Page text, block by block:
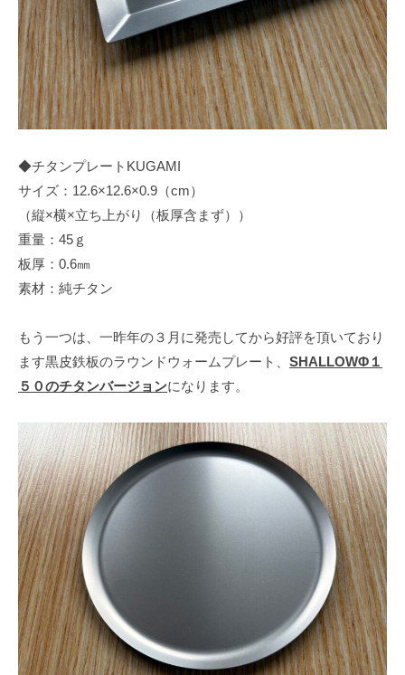
◆チタンプレートKUGAMI
サイズ：12.6×12.6×0.9（cm）
（縦×横×立ち上がり（板厚含まず））
重量：45ｇ
板厚：0.6㎜
素材：純チタン
もう一つは、一昨年の３月に発売してから好評を頂いており
ます黒皮鉄板のラウンドウォームプレート、 SHALLOWΦ１
５０のチタンバージョンになります。